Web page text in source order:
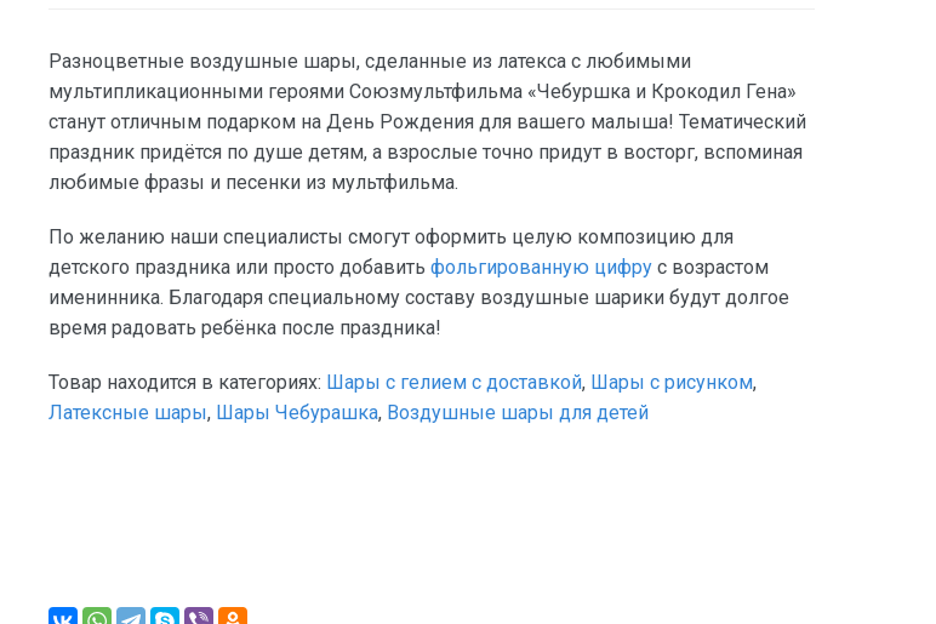
Разноцветные воздушные шары, сделанные из латекса с любимыми
мультипликационными героями Союзмультфильма «Чебуршка и Крокодил Гена»
станут отличным подарком на День Рождения для вашего малыша! Тематический
праздник придётся по душе детям, а взрослые точно придут в восторг, вспоминая
любимые фразы и песенки из мультфильма.
По желанию наши специалисты смогут оформить целую композицию для
детского праздника или просто добавить фольгированную цифру с возрастом
именинника. Благодаря специальному составу воздушные шарики будут долгое
время радовать ребёнка после праздника!
Товар находится в категориях: Шары с гелием с доставкой, Шары с рисунком,
Латексные шары, Шары Чебурашка, Воздушные шары для детей